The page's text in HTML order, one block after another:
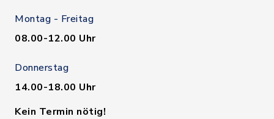
Montag - Freitag
08.00-12.00 Uhr
Donnerstag
14.00-18.00 Uhr
Kein Termin nötig!